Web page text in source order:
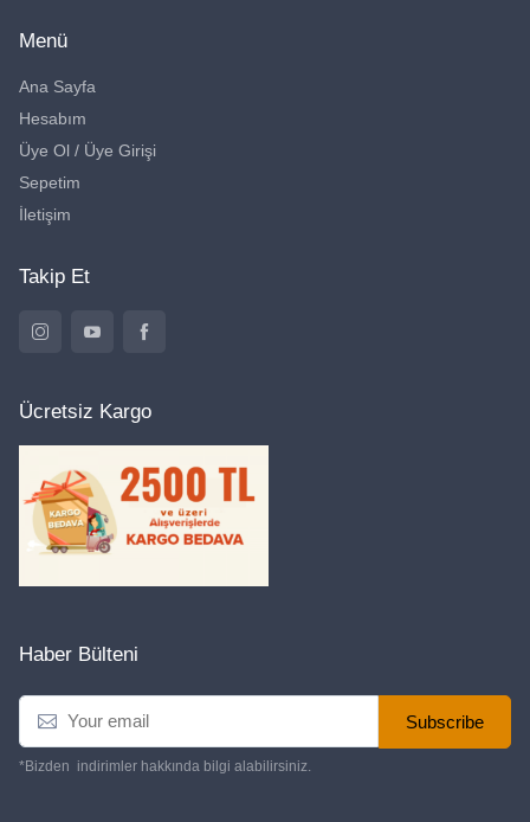
Menü
Ana Sayfa
Hesabım
Üye Ol / Üye Girişi
Sepetim
İletişim
Takip Et
Ücretsiz Kargo
Haber Bülteni
E
a
i
Subscribe
*Bizden indirimler hakkında bilgi alabilirsiniz.